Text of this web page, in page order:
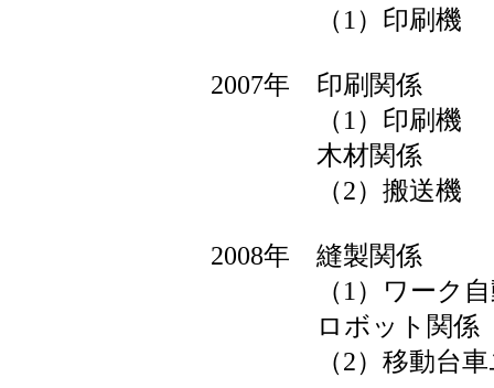
（1）印刷機
2007年 印刷関係
（1）印刷機
木材関係
（2）搬送機
2008年 縫製関係
（1）ワーク自
ロボット関係
（2）移動台車